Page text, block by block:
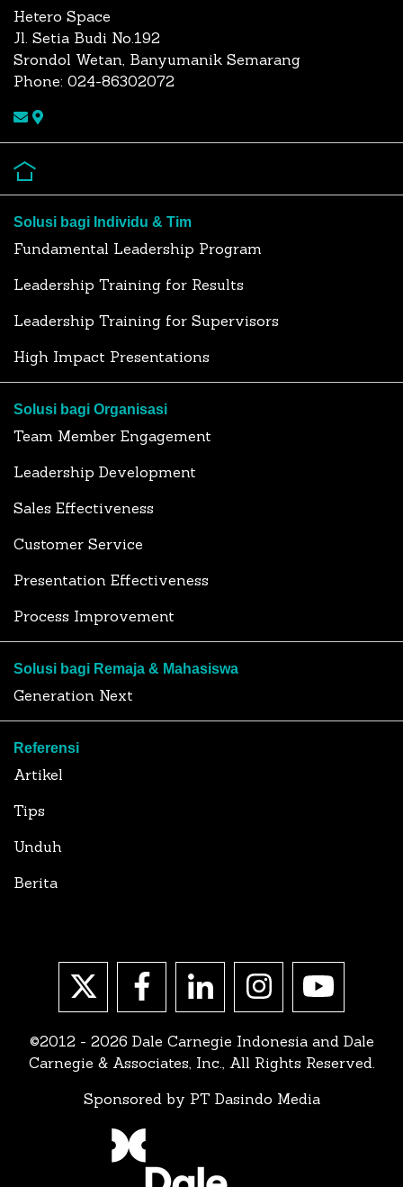
Hetero Space
Jl. Setia Budi No.192
Srondol Wetan, Banyumanik Semarang
Phone: 024-86302072
Solusi bagi Individu & Tim
Fundamental Leadership Program
Leadership Training for Results
Leadership Training for Supervisors
High Impact Presentations
Solusi bagi Organisasi
Team Member Engagement
Leadership Development
Sales Effectiveness
Customer Service
Presentation Effectiveness
Process Improvement
Solusi bagi Remaja & Mahasiswa
Generation Next
Referensi
Artikel
Tips
Unduh
Berita
©2012 - 2026 Dale Carnegie Indonesia and Dale
Carnegie & Associates, Inc., All Rights Reserved.
Sponsored by PT Dasindo Media